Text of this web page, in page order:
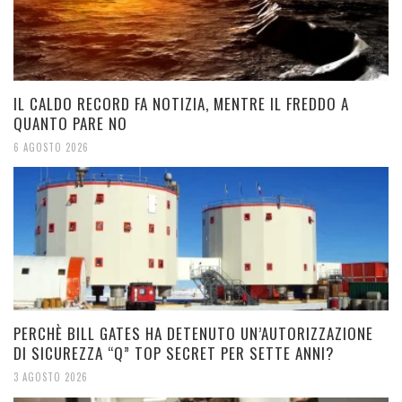
IL CALDO RECORD FA NOTIZIA, MENTRE IL FREDDO A
QUANTO PARE NO
6 AGOSTO 2026
PERCHÈ BILL GATES HA DETENUTO UN’AUTORIZZAZIONE
DI SICUREZZA “Q” TOP SECRET PER SETTE ANNI?
3 AGOSTO 2026